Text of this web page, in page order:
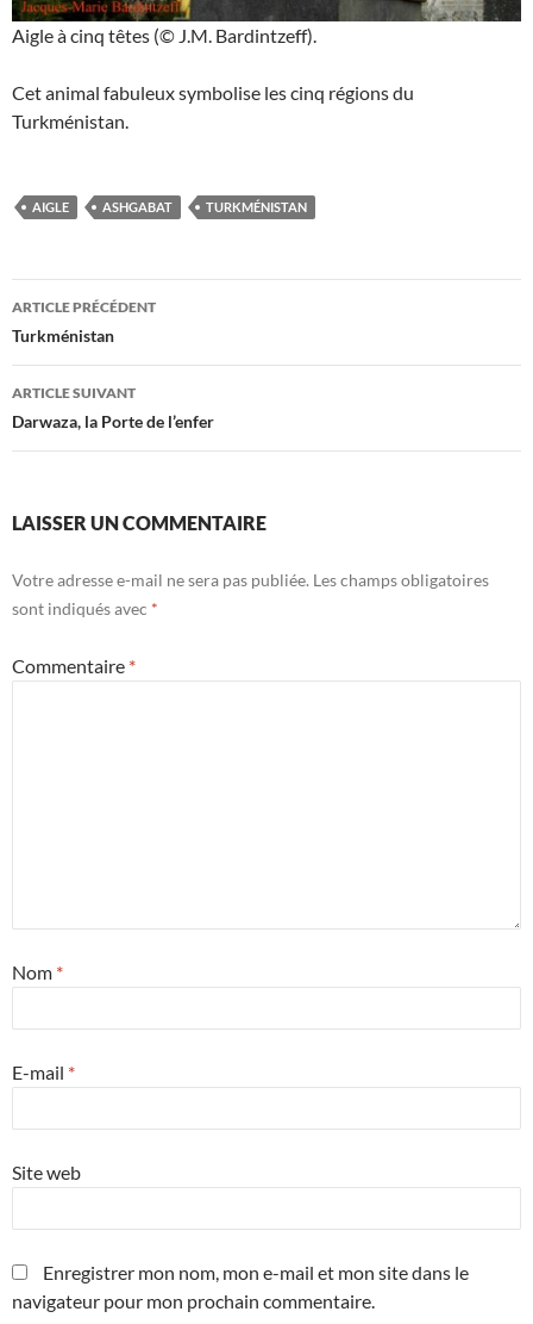
Aigle à cinq têtes (© J.M. Bardintzeff).
Cet animal fabuleux symbolise les cinq régions du
Turkménistan.
AIGLE ASHGABAT TURKMÉNISTAN
Navigation
des
articles
ARTICLE PRÉCÉDENT
Turkménistan
ARTICLE SUIVANT
Darwaza, la Porte de l’enfer
LAISSER UN COMMENTAIRE
Votre adresse e-mail ne sera pas publiée. Les champs obligatoires
sont indiqués avec *
Commentaire *
Nom *
E-mail *
Site web
Enregistrer mon nom, mon e-mail et mon site dans le
navigateur pour mon prochain commentaire.